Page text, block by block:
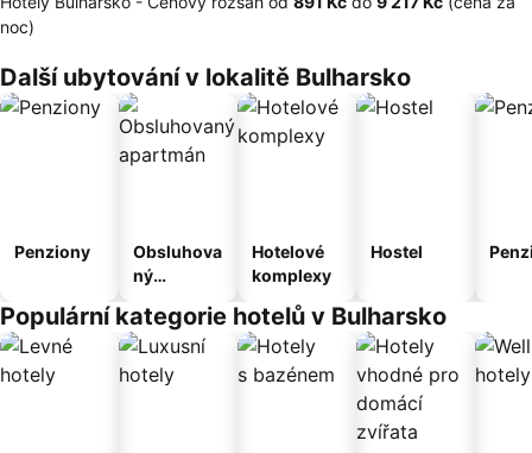
noc)
Další ubytování v lokalitě Bulharsko
Penziony
Obsluhova
ný
Hotelové
komplexy
Hostel
Populární kategorie hotelů v Bulharsko